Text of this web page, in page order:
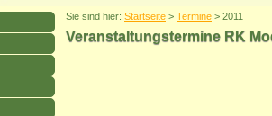
Sie sind hier: Startseite > Termine > 2011
Veranstaltungstermine RK